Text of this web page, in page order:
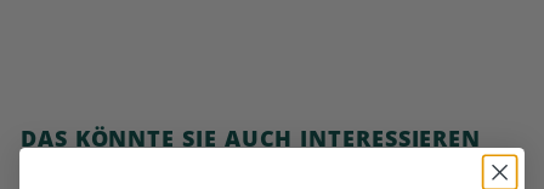
DAS KÖNNTE SIE AUCH INTERESSIEREN